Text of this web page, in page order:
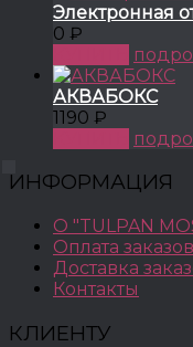
Электронная
0 ₽
АКВАБОКС
1190 ₽
ИНФОРМАЦИЯ
О "TULPAN
Оплата заказов
Доставка
Контакты
КЛИЕНТУ